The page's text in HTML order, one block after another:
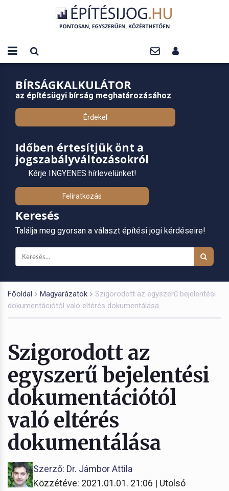
BÍRSÁGKALKULÁTOR
az építésügyi bírság meghatározásához
Érdekel
Időben értesítjük önt a
jogszabályváltozásokról
Kérje INGYENES hírlevelünket!
Feliratkozás
Keresés
Találja meg gyorsan a választ építési jogi kérdéseire!
Főoldal Magyarázatok
Szigorodott az egyszerű bejelentési
dokumentációtól való eltérés dokumentálása
Szigorodott az
egyszerű bejelentési
dokumentációtól
való eltérés
dokumentálása
Szerző: Dr. Jámbor Attila
Közzétéve: 2021.01.01. 21:06 | Utolsó